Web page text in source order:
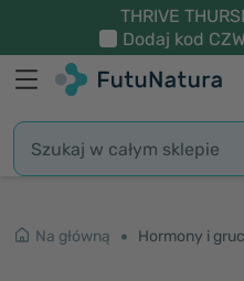
THRIVE
Dodaj kod
Na główną Hormony i